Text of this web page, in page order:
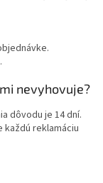
nevyhovuje?
dôvodu je 14 dní.
reklamáciu